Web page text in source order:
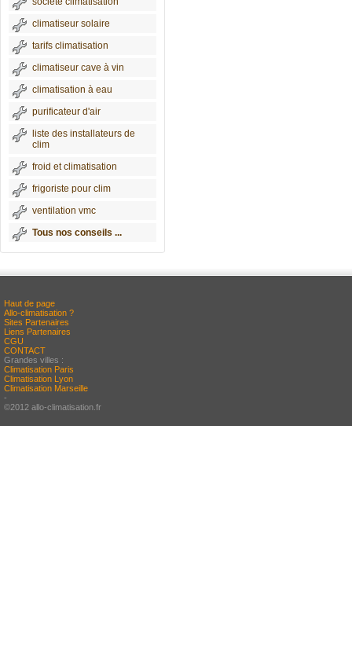
climatiseur solaire
tarifs climatisation
climatiseur cave à vin
climatisation à eau
purificateur d'air
liste des installateurs de
clim
froid et climatisation
frigoriste pour clim
ventilation vmc
Tous nos conseils ...
Haut de page
Allo-climatisation ?
Sites Partenaires
Liens Partenaires
CGU
CONTACT
Grandes villes :
Climatisation Paris
Climatisation Lyon
Climatisation Marseille
-
©2012 allo-climatisation.fr